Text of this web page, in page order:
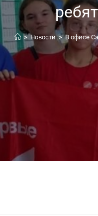
> Новости > В офисе